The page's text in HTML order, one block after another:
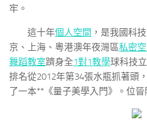
牢。
這十年個人空間 ，是我國科
京、上海、粵港澳年夜灣區私密
舞蹈教室躋身全1對1教學球科技
排名從2012年第34張水瓶抓著頭
了一本**《量子美學入門》。位晉